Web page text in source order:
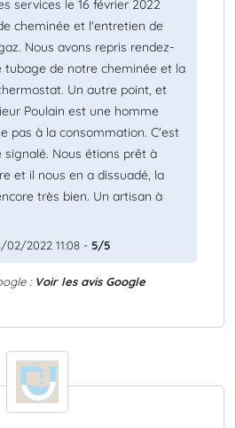
services le 16 février 2022
cheminée et l'entretien de
Nous avons repris rendez-
tubage de notre cheminée et la
Un autre point, et
Poulain est une homme
pas à la consommation. C'est
Nous étions prêt à
et il nous en a dissuadé, la
très bien. Un artisan à
02/2022 11:08 - 5/5
: Voir les avis Google